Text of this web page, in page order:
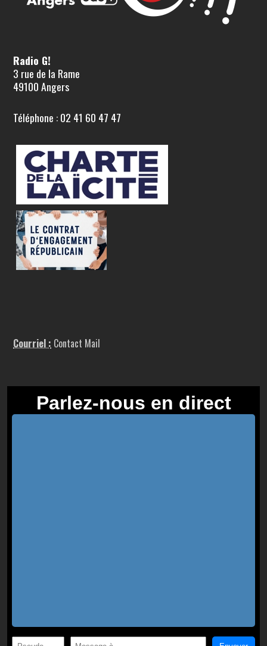
Radio G!
3 rue de la Rame
49100 Angers
Téléphone : 02 41 60 47 47
Courriel : Contact Mail